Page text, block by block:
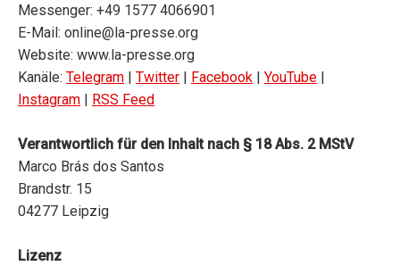
Messenger: +49 1577 4066901
E-Mail: online@la-presse.org
Website: www.la-presse.org
Kanäle: Telegram | Twitter | Facebook | YouTube |
Instagram | RSS Feed
Verantwortlich für den Inhalt nach § 18 Abs. 2 MStV
Marco Brás dos Santos
Brandstr. 15
04277 Leipzig
Lizenz